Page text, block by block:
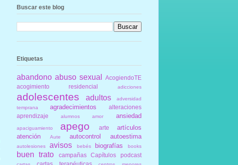
Buscar este blog
Etiquetas
abandono abuso sexual
AcogiendoTE
acogimiento residencial
adicciones
adolescentes adultos
adversidad
temprana
agradecimientos
alteraciones
aprendizaje
alumnos amor ansiedad
apaciguamiento apego arte
artículos
atención
Aute autocontrol autoestima
autolesiones avisos bebés biografías books
buen trato campañas Capítulos podcast
cartas terapéuticas